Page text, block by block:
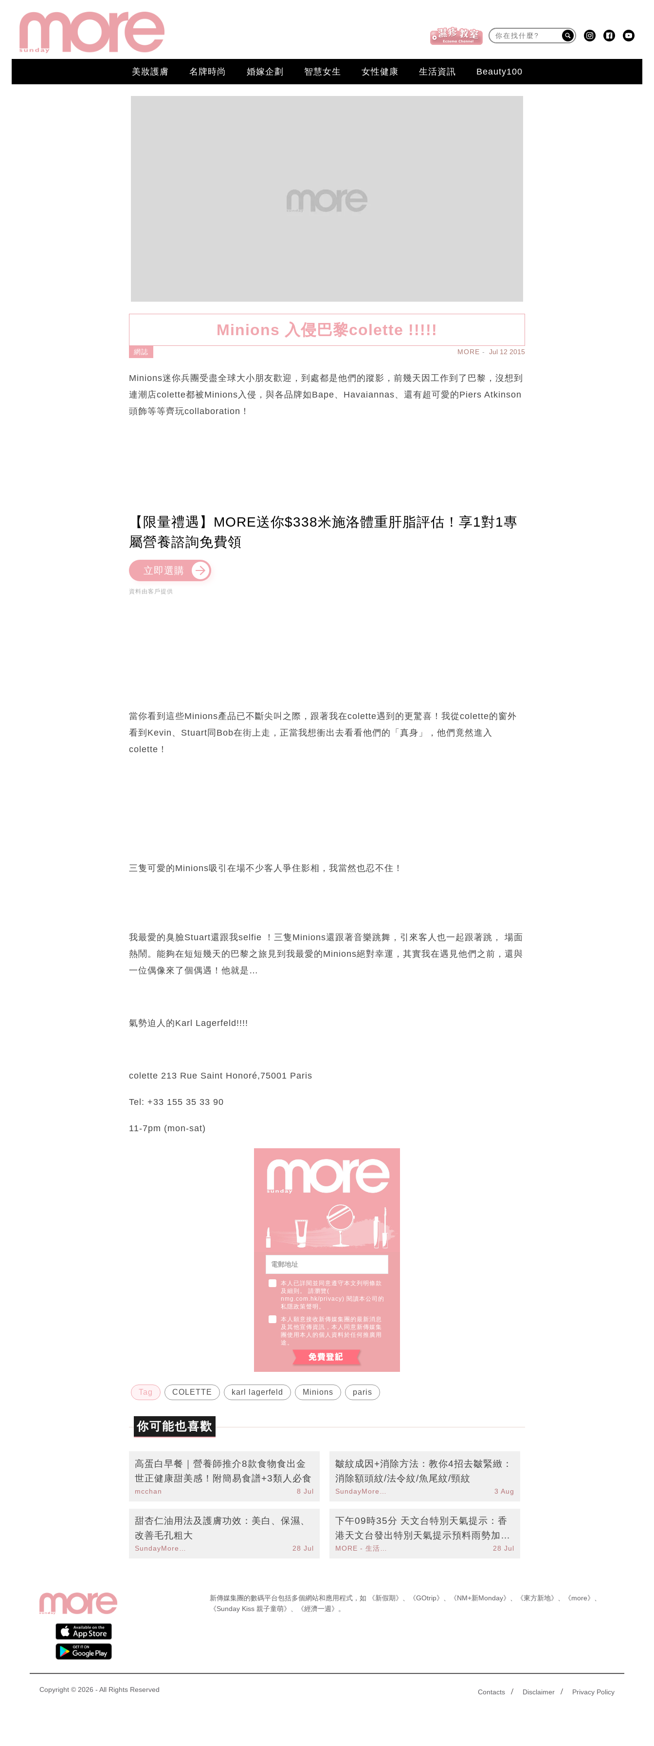
美妝護膚 名牌時尚 婚嫁企劃 智慧女生 女性健康 生活資訊 Beauty100
Minions 入侵巴黎colette !!!!!
網誌 MORE Jul 12 2015
Minions迷你兵團受盡全球大小朋友歡迎，到處都是他們的蹤影，前幾天因工作到了巴黎，沒想到
連潮店colette都被Minions入侵，與各品牌如Bape、Havaiannas、還有超可愛的Piers Atkinson
頭飾等等齊玩collaboration！
【限量禮遇】MORE送你$338米施洛體重肝脂評估！享1對1專
屬營養諮詢免費領
立即選購
資料由客戶提供
當你看到這些Minions產品已不斷尖叫之際，跟著我在colette遇到的更驚喜！我從colette的窗外
看到Kevin、Stuart同Bob在街上走，正當我想衝出去看看他們的「真身」，他們竟然進入
colette！
三隻可愛的Minions吸引在場不少客人爭住影相，我當然也忍不住！
我最愛的臭臉Stuart還跟我selfie ！三隻Minions還跟著音樂跳舞，引來客人也一起跟著跳， 場面
熱鬧。能夠在短短幾天的巴黎之旅見到我最愛的Minions絕對幸運，其實我在遇見他們之前，還與
一位偶像來了個偶遇！他就是…
氣勢迫人的Karl Lagerfeld!!!!
colette 213 Rue Saint Honoré,75001 Paris
Tel: +33 155 35 33 90
11-7pm (mon-sat)
本人已詳閱並同意遵守本文列明條款
及細則。 請瀏覽(
nmg.com.hk/privacy) 閱讀本公司的
私隱政策聲明。
本人願意接收新傳媒集團的最新消息
及其他宣傳資訊，本人同意新傳媒集
團使用本人的個人資料於任何推廣用
途。
Tag COLETTE karl lagerfeld Minions paris
你可能也喜歡
高蛋白早餐｜營養師推介8款食物食出金
世正健康甜美感！附簡易食譜+3類人必食
mcchan 8 Jul
皺紋成因+消除方法：教你4招去皺緊緻：
消除額頭紋/法令紋/魚尾紋/頸紋
3 Aug
甜杏仁油用法及護膚功效：美白、保濕、
改善毛孔粗大
SundayMore編輯部 28 Jul
下午09時35分 天文台特別天氣提示：香
港天文台發出特別天氣提示預料雨勢加劇
伴隨狂風
MORE - 生活品味 28 Jul
新傳媒集團的數碼平台包括多個網站和應用程式，如 《新假期》 、 《GOtrip》 、 《NM+新Monday》 、 《東方新地》 、 《more》 、
《Sunday Kiss 親子童萌》 、 《經濟一週》 。
Contacts / Disclaimer / Privacy Policy
Copyright © 2026 - All Rights Reserved